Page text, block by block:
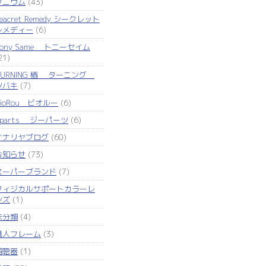
Remedy シークレット
メディー (6)
Same トニーセイム
椿 ターニング
バキ (7)
ビオルー (6)
ジーパーツ (6)
ナリヤブログ (60)
知らせ (73)
ーパーブランド (7)
ィジカルサポートカラーレ
ズ (1)
分類 (4)
人フレーム (3)
聴器 (1)